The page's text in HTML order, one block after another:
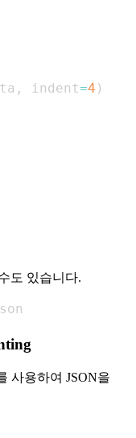
, indent=4 )
도 있습니다.
사용하여 JSON을